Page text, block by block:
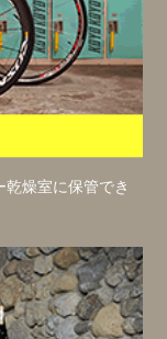
燥室に保管でき